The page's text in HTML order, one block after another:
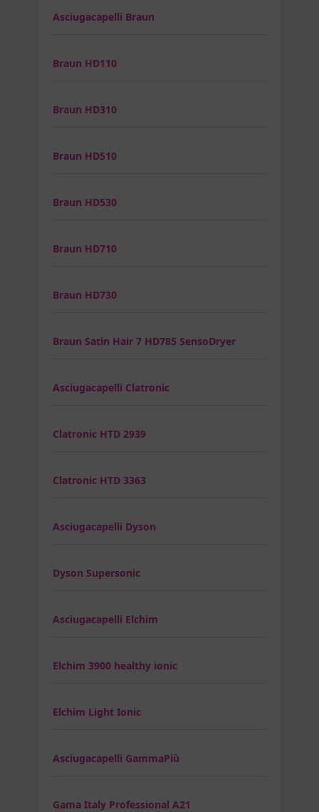
Asciugacapelli Braun
Braun HD110
Braun HD310
Braun HD510
Braun HD530
Braun HD710
Braun HD730
Braun Satin Hair 7 HD785 SensoDryer
Asciugacapelli Clatronic
Clatronic HTD 2939
Clatronic HTD 3363
Asciugacapelli Dyson
Dyson Supersonic
Asciugacapelli Elchim
Elchim 3900 healthy ionic
Elchim Light Ionic
Asciugacapelli GammaPiù
Gama Italy Professional A21